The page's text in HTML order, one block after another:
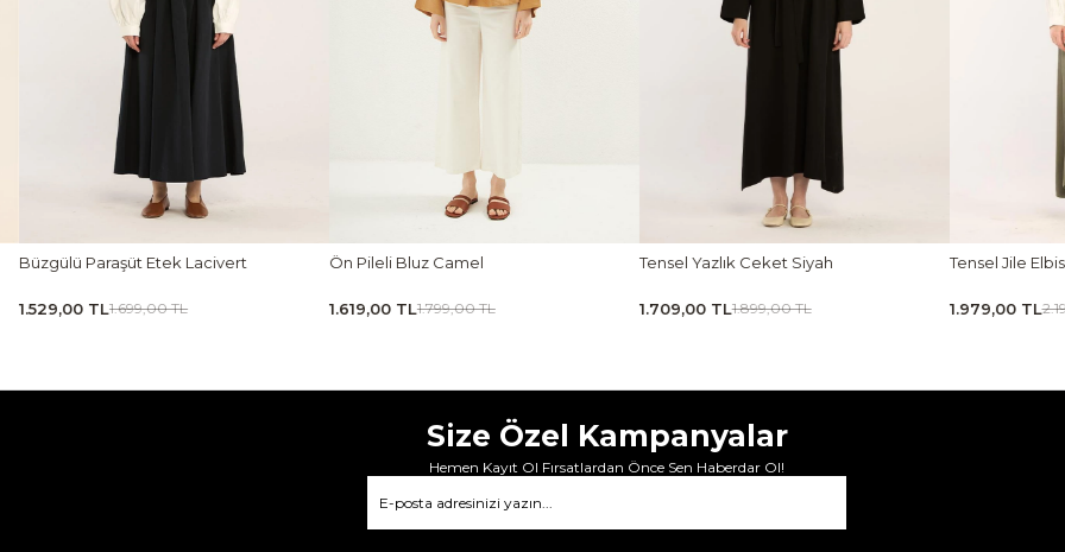
Paraşüt Etek Lacivert
TL1.699,00 TL
Ön Pileli Bluz Camel
1.619,00 TL1.799,00 TL
Tensel Yazlık Ceket Siyah
1.709,00 TL1.899,00 TL
Tensel Jile Elbise
1.979,00 TL2.199,00
Size Özel Kampanyalar
Hemen Kayıt Ol Fırsatlardan Önce Sen Haberdar Ol!